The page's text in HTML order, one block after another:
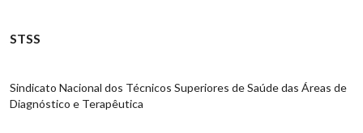
STSS
Sindicato Nacional dos Técnicos Superiores de Saúde das Áreas de
Diagnóstico e Terapêutica